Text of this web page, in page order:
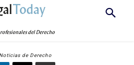
Today
del Derecho
Noticias de Derecho